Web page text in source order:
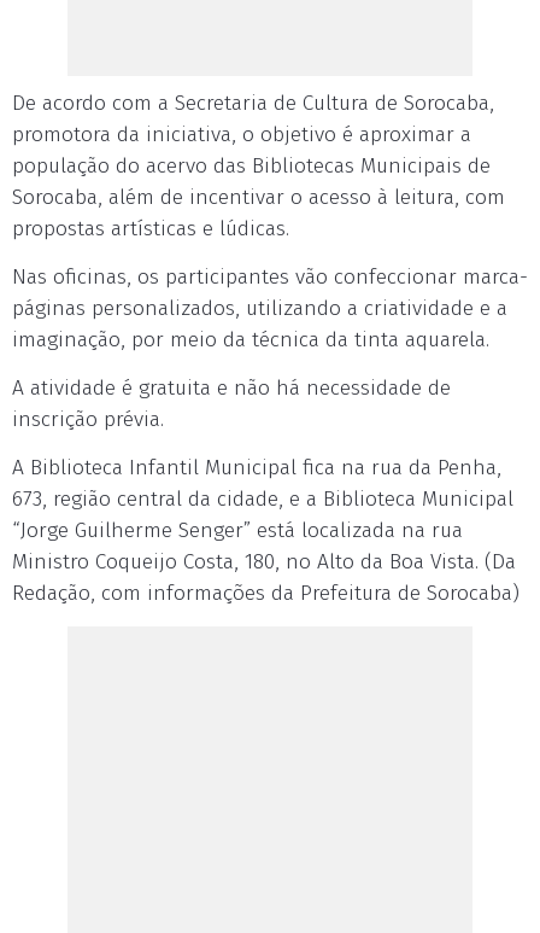
De acordo com a Secretaria de Cultura de Sorocaba,
promotora da iniciativa, o objetivo é aproximar a
população do acervo das Bibliotecas Municipais de
Sorocaba, além de incentivar o acesso à leitura, com
propostas artísticas e lúdicas.
Nas oficinas, os participantes vão confeccionar marca-
páginas personalizados, utilizando a criatividade e a
imaginação, por meio da técnica da tinta aquarela.
A atividade é gratuita e não há necessidade de
inscrição prévia.
A Biblioteca Infantil Municipal fica na rua da Penha,
673, região central da cidade, e a Biblioteca Municipal
“Jorge Guilherme Senger” está localizada na rua
Ministro Coqueijo Costa, 180, no Alto da Boa Vista. (Da
Redação, com informações da Prefeitura de Sorocaba)